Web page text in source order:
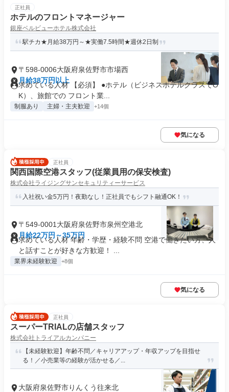
正社員
ホテルのフロントマネージャー
銀座ベルビューホテル株式会社
駅チカ★月給38万円～★実働7.5時間★週休2日制
〒598-0006大阪府泉佐野市市場西
月給38万円以上
求めている人材 【必須】 ●ホテル（ビジネスホテルクラスでO
K）、旅館での フロント業...
制服あり 主婦・主夫歓迎 +14個
気になる
正社員
関西国際空港スタッフ(従業員用の保安検査)
株式会社ライジングサンセキュリティーサービス
入社祝い金5万円！夜勤なし！正社員でもシフト融通OK！
〒549-0001大阪府泉佐野市泉州空港北
月給22万円～35万円
求めている人材 年齢・学歴・経験不問 空港で働きたい方、人
と話すことが好きな方歓迎！ ...
業界未経験歓迎 +8個
気になる
正社員
スーパーTRIALの店舗スタッフ
株式会社トライアルカンパニー
【未経験歓迎】年齢不問／キャリアアップ・年収アップを目指せ
る！／小売業等の経験が活かせる／...
大阪府泉佐野市りんくう往来北